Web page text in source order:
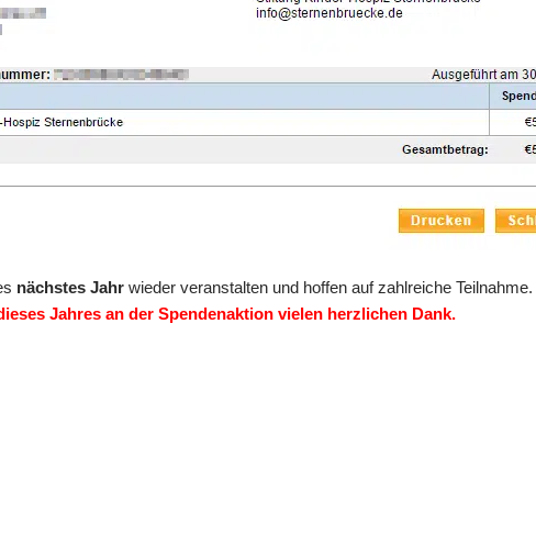
nächstes Jahr wieder veranstalten und hoffen auf zahlreiche
Jahres an der Spendenaktion vielen herzlichen Dank.